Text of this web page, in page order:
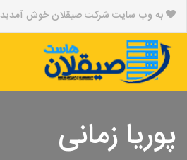
به وب سایت شرکت صیقلان خوش آمدید
پوریا زمانی